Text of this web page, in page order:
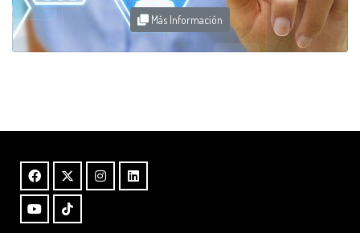
Más Información